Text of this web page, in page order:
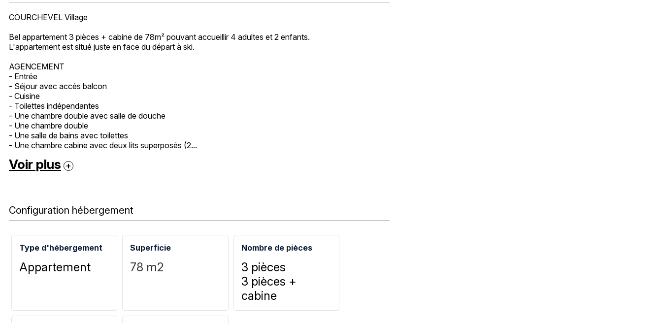
COURCHEVEL Village
Bel appartement 3 pièces + cabine de 78m² pouvant accueillir 4 adultes et 2 enfants.
L'appartement est situé juste en face du départ à ski.
AGENCEMENT
- Entrée
- Séjour avec accès balcon
- Cuisine
- Toilettes indépendantes
- Une chambre double avec salle de douche
- Une chambre double
- Une salle de bains avec toilettes
- Une chambre cabine avec deux lits superposés (2...
Voir plus
Configuration hébergement
Type d'hébergement
Appartement
Superficie
78 m2
Nombre de pièces
3 pièces
3 pièces +
cabine